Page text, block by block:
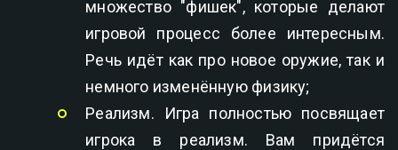
множество "фишек", которые делают
игровой процесс более интересным.
Речь идёт как про новое оружие, так и
немного изменённую физику;
Реализм. Игра полностью посвящает
игрока в реализм. Вам придётся